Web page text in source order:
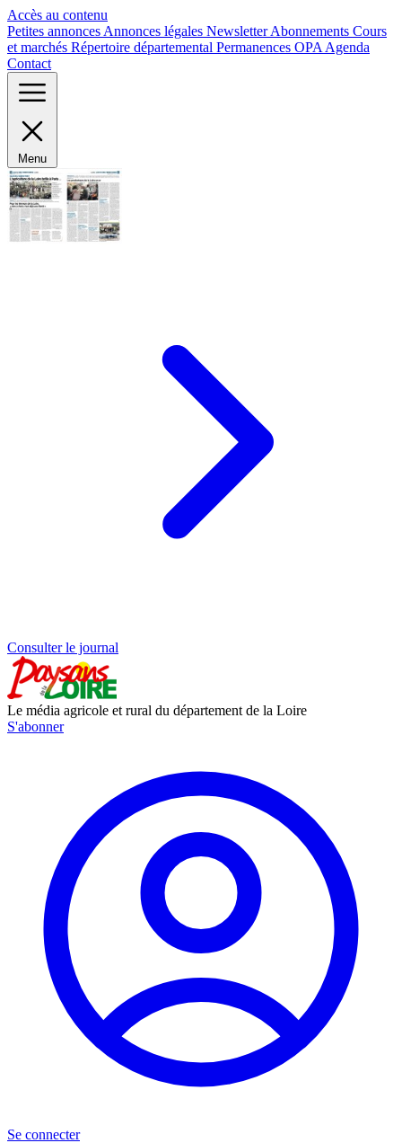
Accès au contenu
Petites annonces Annonces légales NewsletterAbonnements Cours
et marchés Répertoire départemental Permanences OPA Agenda
Contact
Menu
Consulter le journal
Le média agricole et rural du département de la Loire
S'abonner
Se connecter
Panneau de gestion des cookies